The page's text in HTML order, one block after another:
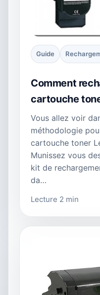
Guide
Comment
cartouche
Vous allez voir
méthodologie
cartouche toner
Munissez vous
kit de
da…
Lecture 2 min